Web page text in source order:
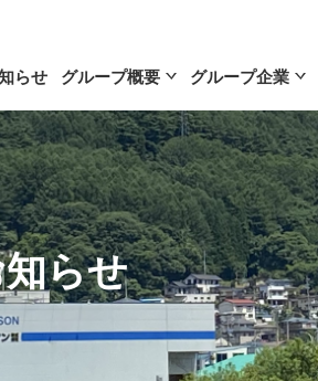
らせ グループ概要 グループ企業
らせ